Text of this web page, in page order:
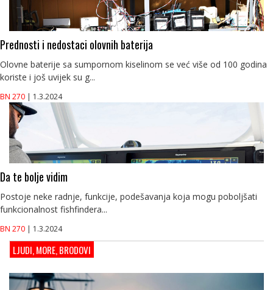
Prednosti i nedostaci olovnih baterija
Olovne baterije sa sumpornom kiselinom se već više od 100 godina
koriste i još uvijek su g...
BN 270 | 1.3.2024
Da te bolje vidim
Postoje neke radnje, funkcije, podešavanja koja mogu poboljšati
funkcionalnost fishfindera...
BN 270 | 1.3.2024
LJUDI, MORE, BRODOVI